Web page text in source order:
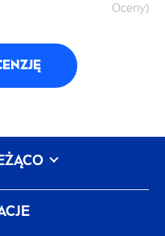
Oceny)